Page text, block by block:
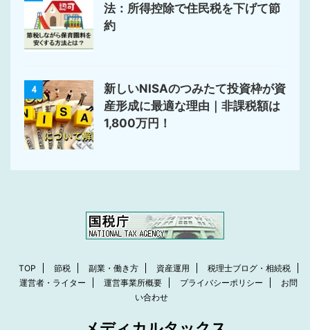
法：所得控除で住民税を下げて節
約
4
新しいNISAのつみたて投資枠が資
産形成に最適な理由｜非課税額は
1,800万円！
TOP 節税 副業・働き方 資産運用
税理士ブログ・相続税
運営者・ライター
運営事業所概要 プライバシーポリシー
お問
い合わせ